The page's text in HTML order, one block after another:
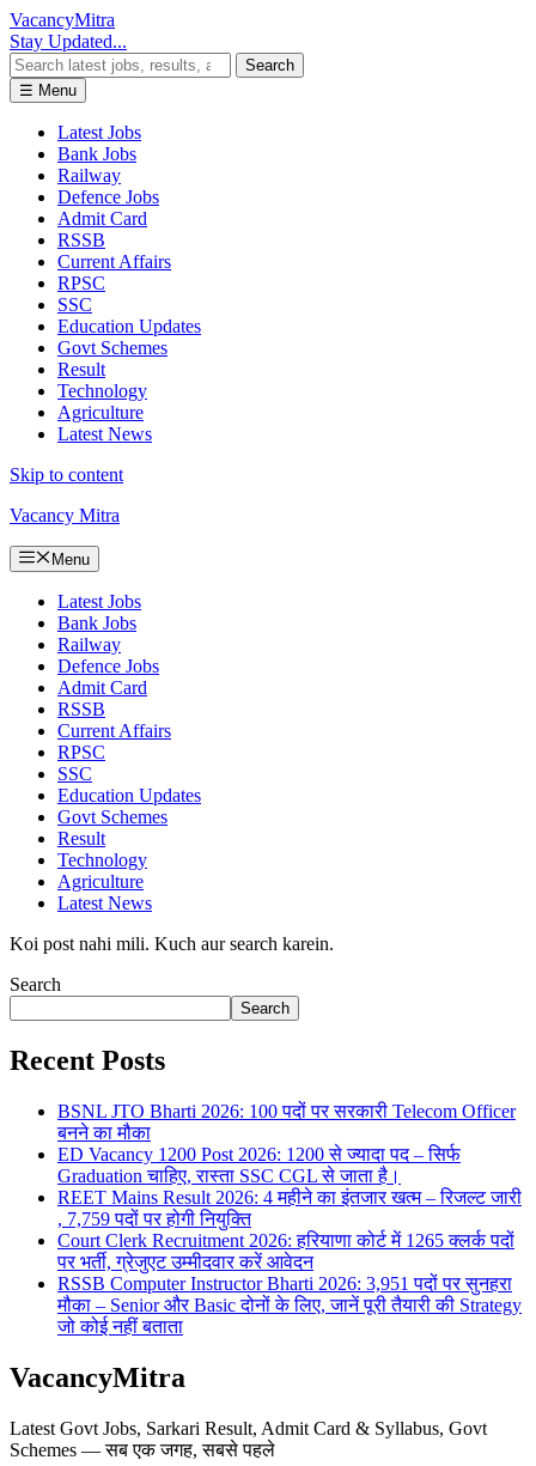
VacancyMitra
Stay Updated...
Search
☰ Menu
Latest Jobs
Bank Jobs
Railway
Defence Jobs
Admit Card
RSSB
Current Affairs
RPSC
SSC
Education Updates
Govt Schemes
Result
Technology
Agriculture
Latest News
Skip to content
Vacancy Mitra
Menu
Latest Jobs
Bank Jobs
Railway
Defence Jobs
Admit Card
RSSB
Current Affairs
RPSC
SSC
Education Updates
Govt Schemes
Result
Technology
Agriculture
Latest News
Koi post nahi mili. Kuch aur search karein.
Search
Search
Recent Posts
BSNL JTO Bharti 2026: 100 पदों पर सरकारी Telecom Officer
बनने का मौका
ED Vacancy 1200 Post 2026: 1200 से ज्यादा पद – सिर्फ
Graduation चाहिए, रास्ता SSC CGL से जाता है।
REET Mains Result 2026: 4 महीने का इंतजार खत्म – रिजल्ट जारी
, 7,759 पदों पर होगी नियुक्ति
Court Clerk Recruitment 2026: हरियाणा कोर्ट में 1265 क्लर्क पदों
पर भर्ती, ग्रेजुएट उम्मीदवार करें आवेदन
RSSB Computer Instructor Bharti 2026: 3,951 पदों पर सुनहरा
मौका – Senior और Basic दोनों के लिए, जानें पूरी तैयारी की Strategy
जो कोई नहीं बताता
VacancyMitra
Latest Govt Jobs, Sarkari Result, Admit Card & Syllabus, Govt
Schemes — सब एक जगह, सबसे पहले